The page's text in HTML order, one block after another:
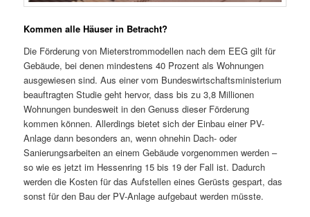
Kommen alle Häuser in Betracht?
Die Förderung von Mieterstrommodellen nach dem EEG gilt für
Gebäude, bei denen mindestens 40 Prozent als Wohnungen
ausgewiesen sind. Aus einer vom Bundeswirtschaftsministerium
beauftragten Studie geht hervor, dass bis zu 3,8 Millionen
Wohnungen bundesweit in den Genuss dieser Förderung
kommen können. Allerdings bietet sich der Einbau einer PV-
Anlage dann besonders an, wenn ohnehin Dach- oder
Sanierungsarbeiten an einem Gebäude vorgenommen werden –
so wie es jetzt im Hessenring 15 bis 19 der Fall ist. Dadurch
werden die Kosten für das Aufstellen eines Gerüsts gespart, das
sonst für den Bau der PV-Anlage aufgebaut werden müsste.